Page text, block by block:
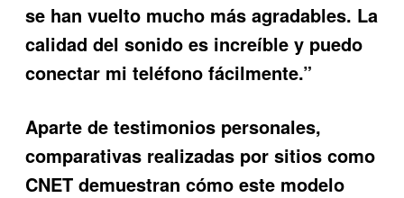
se han vuelto mucho más agradables. La
calidad del sonido es increíble y puedo
conectar mi teléfono fácilmente.”
Aparte de testimonios personales,
comparativas realizadas por sitios como
CNET demuestran cómo este modelo